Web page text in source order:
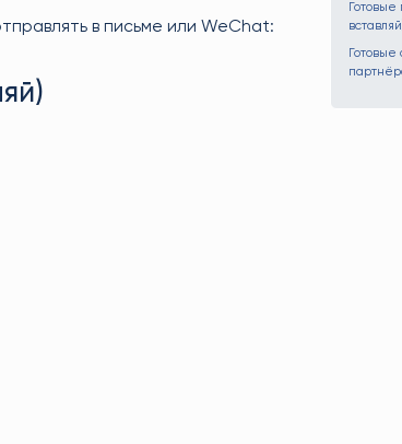
в письме или WeChat:
Готовые